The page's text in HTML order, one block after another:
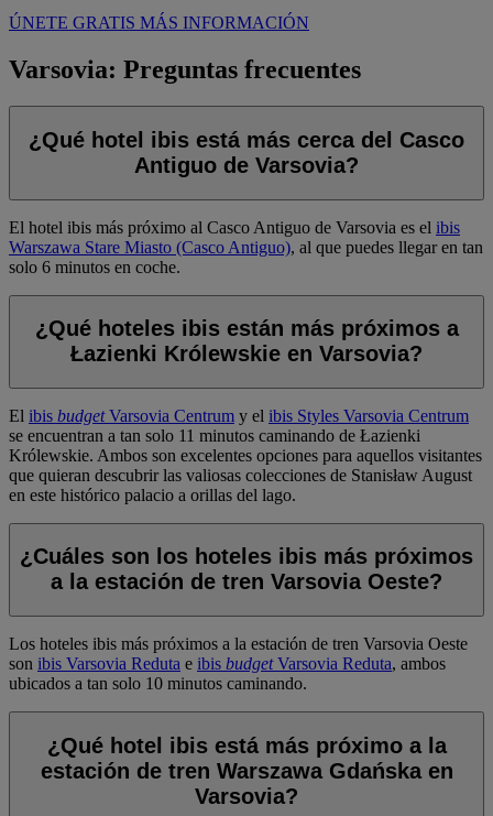
ÚNETE GRATIS MÁS INFORMACIÓN
Varsovia: Preguntas frecuentes
¿Qué hotel ibis está más cerca del Casco
Antiguo de Varsovia?
El hotel ibis más próximo al Casco Antiguo de Varsovia es el ibis
Warszawa Stare Miasto (Casco Antiguo), al que puedes llegar en tan
solo 6 minutos en coche.
¿Qué hoteles ibis están más próximos a
Łazienki Królewskie en Varsovia?
El ibis budgetVarsovia Centrum y el ibis Styles Varsovia Centrum
se encuentran a tan solo 11 minutos caminando de Łazienki
Królewskie. Ambos son excelentes opciones para aquellos visitantes
que quieran descubrir las valiosas colecciones de Stanisław August
en este histórico palacio a orillas del lago.
¿Cuáles son los hoteles ibis más próximos
a la estación de tren Varsovia Oeste?
Los hoteles ibis más próximos a la estación de tren Varsovia Oeste
son ibis Varsovia Reduta e ibis budgetVarsovia Reduta, ambos
ubicados a tan solo 10 minutos caminando.
¿Qué hotel ibis está más próximo a la
estación de tren Warszawa Gdańska en
Varsovia?